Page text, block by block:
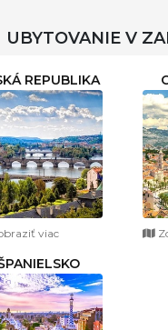
UBYTOVANIE V
REPUBLIKA
viac